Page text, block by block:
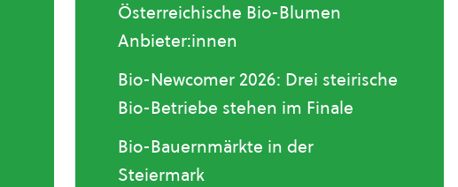
Österreichische Bio-Blumen
Anbieter:innen
Bio-Newcomer 2026: Drei steirische
Bio-Betriebe stehen im Finale
Bio-Bauernmärkte in der
Steiermark